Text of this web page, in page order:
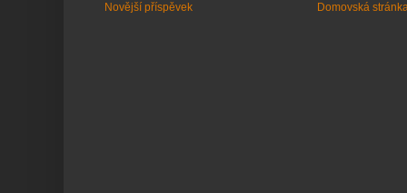
Novější příspěvek Domovská